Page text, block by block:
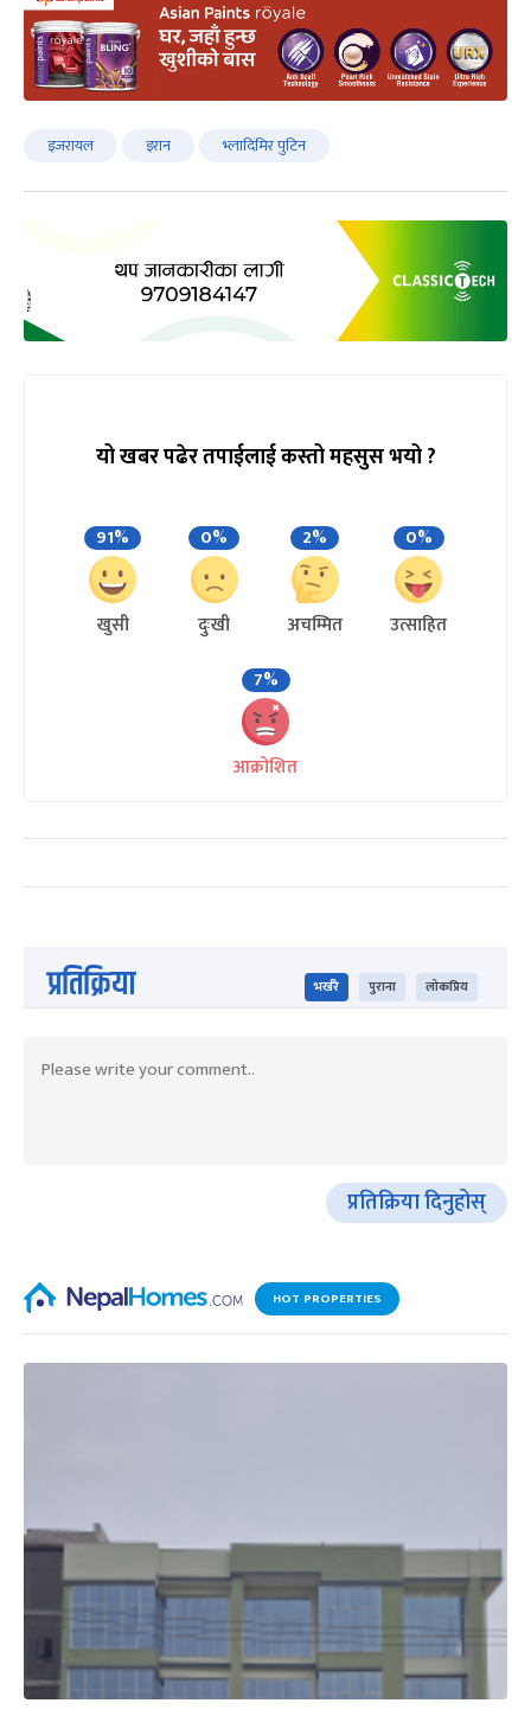
इजरायल इरान भ्लादिमिर पुटिन
यो खबर पढेर तपाईलाई कस्तो महसुस भयो ?
91%
खुसी
0%
दुःखी
2%
अचम्मित
0%
उत्साहित
7%
आक्रोशित
प्रतिक्रिया भर्खरै पुराना लोकप्रिय
प्रतिक्रिया दिनुहोस्
HOT PROPERTIES